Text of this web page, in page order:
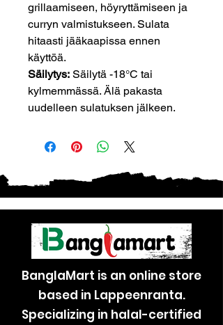
grillaamiseen, höyryttämiseen ja
curryn valmistukseen. Sulata
hitaasti jääkaapissa ennen
käyttöä.
Säilytys: Säilytä -18°C tai
kylmemmässä. Älä pakasta
uudelleen sulatuksen jälkeen.
BanglaMart is an online store
based in Lappeenranta.
Specializing in halal-certified